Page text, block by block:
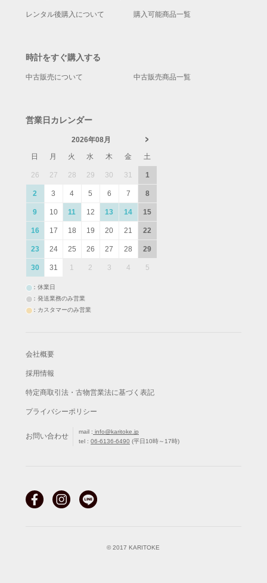
レンタル後購入について 購入可能商品一覧
時計をすぐ購入する
中古販売について 中古販売商品一覧
営業日カレンダー
2026年08月
日
月 火 水 木 金 土
26 27 28 29 30 31 1
2 3 4 5 6 7 8
9 10 11 12 13 14 15
16 17 18 19 20 21 22
23 24 25 26 27 28 29
30 31 1 2 3 4 5
：休業日
：発送業務のみ営業
：カスタマーのみ営業
会社概要
採用情報
特定商取引法・古物営業法に基づく表記
プライバシーポリシー
お問い合わせ
mail : info@karitoke.jp
tel : 06-6136-6490 (平日10時～17時)
© 2017 KARITOKE